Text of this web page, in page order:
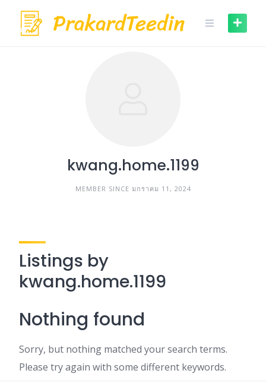
content
kwang.home.1199
MEMBER SINCE มกราคม 11, 2024
Listings by
kwang.home.1199
Nothing found
Sorry, but nothing matched your search terms.
Please try again with some different keywords.